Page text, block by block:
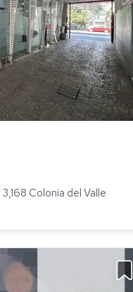
Colonia del Valle